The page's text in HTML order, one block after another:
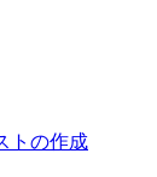
トの作成